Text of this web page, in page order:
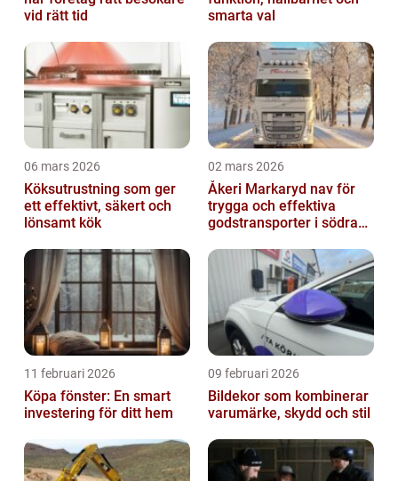
vid rätt tid
smarta val
06 mars 2026
Köksutrustning som ger
ett effektivt, säkert och
lönsamt kök
02 mars 2026
Åkeri Markaryd nav för
trygga och effektiva
godstransporter i södra
11 februari 2026
Köpa fönster: En smart
investering för ditt hem
09 februari 2026
Bildekor som kombinerar
varumärke, skydd och stil